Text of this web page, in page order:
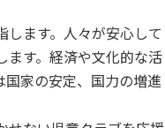
します。人々が安心して
ます。経済や文化的な活
家の安定、国力の増進